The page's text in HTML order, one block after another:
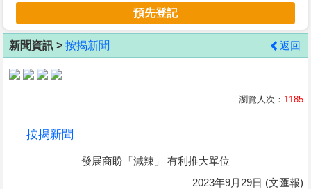
客
地
產
預先登記
新聞資訊 > 按揭新聞 返回
瀏覽人次： 1185
按揭新聞
發展商盼「減辣」 有利推大單位
2023年9月29日 (文匯報)